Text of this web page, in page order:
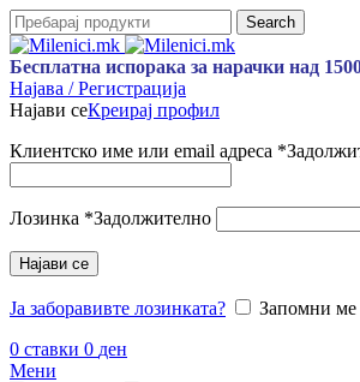
Search
Бесплатна испорака за нарачки над
Најава / Регистрација
Најави сеКреирај профил
Клиентско име или email адреса *
Лозинка *Задолжително
Најави се
Ја заборавивте лозинката?
Запомни ме
0 ставки 0 ден
Мени